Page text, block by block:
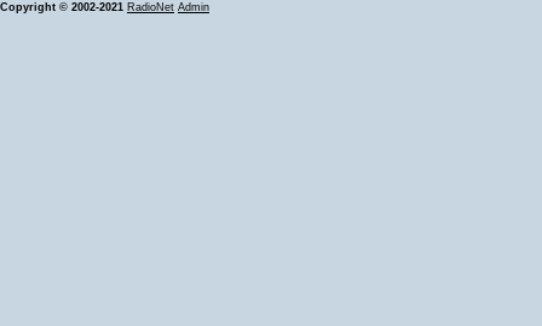
Copyright © 2002-2021 RadioNet Admin